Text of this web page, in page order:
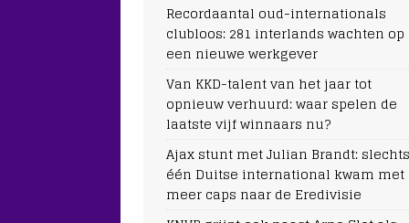
Recordaantal oud-internationals
clubloos: 281 interlands wachten op
een nieuwe werkgever
Van KKD-talent van het jaar tot
opnieuw verhuurd: waar spelen de
laatste vijf winnaars nu?
Ajax stunt met Julian Brandt: slechts
één Duitse international kwam met
meer caps naar de Eredivisie